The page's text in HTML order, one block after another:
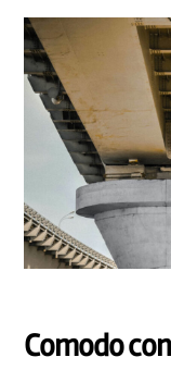
Comodo